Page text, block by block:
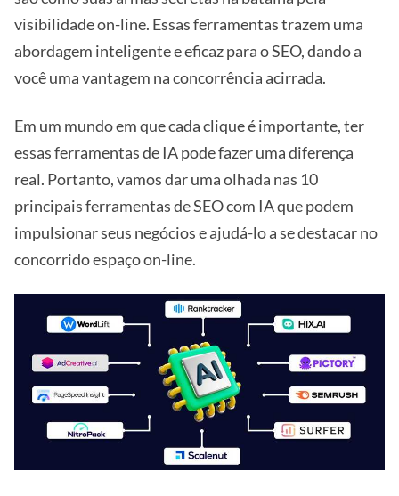
visibilidade on-line. Essas ferramentas trazem uma
abordagem inteligente e eficaz para o SEO, dando a
você uma vantagem na concorrência acirrada.
Em um mundo em que cada clique é importante, ter
essas ferramentas de IA pode fazer uma diferença
real. Portanto, vamos dar uma olhada nas 10
principais ferramentas de SEO com IA que podem
impulsionar seus negócios e ajudá-lo a se destacar no
concorrido espaço on-line.